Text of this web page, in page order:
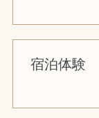
宿泊体験